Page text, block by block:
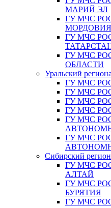
МАРИЙ ЭЛ
ГУ МЧС
МОРДОВИЯ
ГУ МЧС
ГУ МЧС
ОБЛАСТИ
Уральский
ГУ МЧС
ГУ МЧС
ГУ МЧС
ГУ МЧС
ГУ МЧС
ГУ МЧС
Сибирский
ГУ МЧС
АЛТАЙ
ГУ МЧС
БУРЯТИЯ
ГУ МЧС